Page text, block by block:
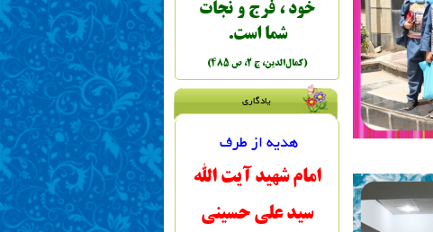
خود ، فَرَج و نجات
شما است.
(کمال‌الدين، ج ٢، ص ٤٨٥)
یادگاری
هدیه از طرف
امام شهید آیت الله
سید علی حسینی